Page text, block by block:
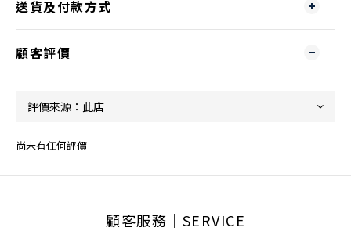
送貨及付款方式
顧客評價
尚未有任何評價
顧客服務│SERVICE